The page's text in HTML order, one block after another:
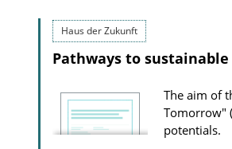
Haus der Zukunft
Pathways to
The aim of
Tomorrow"
potentials.